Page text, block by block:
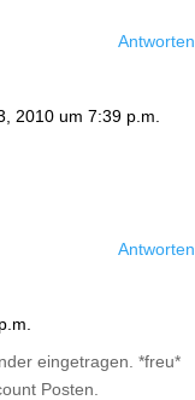
Antworten
2010 um 7:39 p.m.
Antworten
eingetragen. *freu*
Posten.